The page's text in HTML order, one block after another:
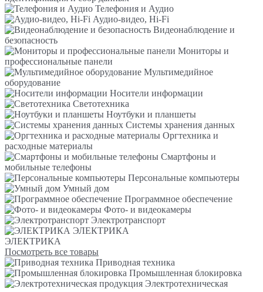
Телефония и Аудио
Аудио-видео, Hi-Fi
Видеонаблюдение и
безопасность
Мониторы и
профессиональные панели
Мультимедийное
оборудование
Носители информации
Светотехника
Ноутбуки и планшеты
Системы хранения данных
Оргтехника и
расходные материалы
Смартфоны и
мобильные телефоны
Персональные компьютеры
Умный дом
Программное обеспечение
Фото- и видеокамеры
Электротранспорт
ЭЛЕКТРИКА
ЭЛЕКТРИКА
Посмотреть все товары
Приводная техника
Промышленная блокировка
Электротехническая